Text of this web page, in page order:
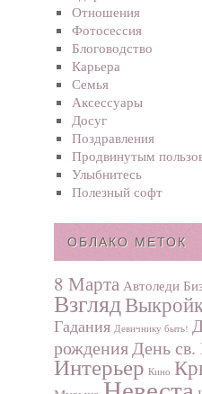
Отношения
Фотосеcсия
Блоговодство
Карьера
Семья
Аксессуары
Досуг
Поздравления
Продвинутым
Улыбнитесь
Полезный софт
ОБЛАКО МЕТОК
8 Марта Автоледи
Взгляд
Гадания Девичнику быть!
рожденияДень св.
Интерьер Кино